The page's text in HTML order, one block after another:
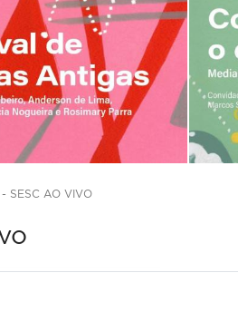
- SESC AO VIVO